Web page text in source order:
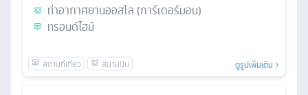
ท่าอากาศยานออสโล (การ์เดอร์มอน)
ทรอนด์ไฮม์
ดูรูปเพิ่มเติม